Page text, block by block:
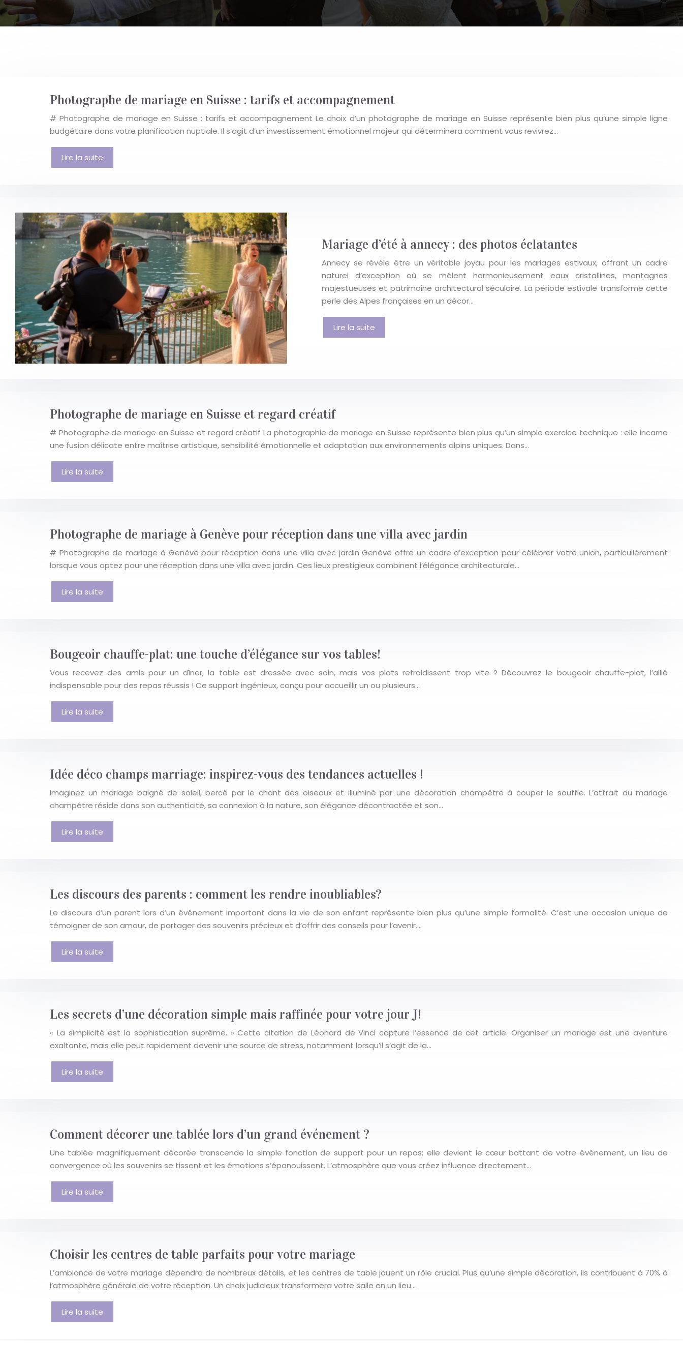
Photographe de mariage en Suisse : tarifs et accompagnement
# Photographe de mariage en Suisse : tarifs et accompagnement Le choix d’un photographe de mariage en Suisse représente bien plus qu’une simple ligne
budgétaire dans votre planification nuptiale. Il s’agit d’un investissement émotionnel majeur qui déterminera comment vous revivrez…
Lire la suite
Mariage d’été à annecy : des photos éclatantes
Annecy se révèle être un véritable joyau pour les mariages estivaux, offrant un cadre
naturel d’exception où se mêlent harmonieusement eaux cristallines, montagnes
majestueuses et patrimoine architectural séculaire. La période estivale transforme cette
perle des Alpes françaises en un décor…
Lire la suite
Photographe de mariage en Suisse et regard créatif
# Photographe de mariage en Suisse et regard créatif La photographie de mariage en Suisse représente bien plus qu’un simple exercice technique : elle incarne
une fusion délicate entre maîtrise artistique, sensibilité émotionnelle et adaptation aux environnements alpins uniques. Dans…
Lire la suite
Photographe de mariage à Genève pour réception dans une villa avec jardin
# Photographe de mariage à Genève pour réception dans une villa avec jardin Genève offre un cadre d’exception pour célébrer votre union, particulièrement
lorsque vous optez pour une réception dans une villa avec jardin. Ces lieux prestigieux combinent l’élégance architecturale…
Lire la suite
Bougeoir chauffe-plat: une touche d’élégance sur vos tables!
Vous recevez des amis pour un dîner, la table est dressée avec soin, mais vos plats refroidissent trop vite ? Découvrez le bougeoir chauffe-plat, l’allié
indispensable pour des repas réussis ! Ce support ingénieux, conçu pour accueillir un ou plusieurs…
Lire la suite
Idée déco champs marriage: inspirez-vous des tendances actuelles !
Imaginez un mariage baigné de soleil, bercé par le chant des oiseaux et illuminé par une décoration champêtre à couper le souffle. L’attrait du mariage
champêtre réside dans son authenticité, sa connexion à la nature, son élégance décontractée et son…
Lire la suite
Les discours des parents : comment les rendre inoubliables?
Le discours d’un parent lors d’un événement important dans la vie de son enfant représente bien plus qu’une simple formalité. C’est une occasion unique de
témoigner de son amour, de partager des souvenirs précieux et d’offrir des conseils pour l’avenir….
Lire la suite
Les secrets d’une décoration simple mais raffinée pour votre jour J!
« La simplicité est la sophistication suprême. » Cette citation de Léonard de Vinci capture l’essence de cet article. Organiser un mariage est une aventure
exaltante, mais elle peut rapidement devenir une source de stress, notamment lorsqu’il s’agit de la…
Lire la suite
Comment décorer une tablée lors d’un grand événement ?
Une tablée magnifiquement décorée transcende la simple fonction de support pour un repas; elle devient le cœur battant de votre événement, un lieu de
convergence où les souvenirs se tissent et les émotions s’épanouissent. L’atmosphère que vous créez influence directement…
Lire la suite
Choisir les centres de table parfaits pour votre mariage
L’ambiance de votre mariage dépendra de nombreux détails, et les centres de table jouent un rôle crucial. Plus qu’une simple décoration, ils contribuent à 70% à
l’atmosphère générale de votre réception. Un choix judicieux transformera votre salle en un lieu…
Lire la suite